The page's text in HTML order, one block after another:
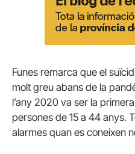
Funes remarca que el
molt greu abans de la
l’any 2020 va ser la
persones de 15 a 44 anys.
alarmes quan es coneixen